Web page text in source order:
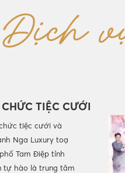
Dịch
TIỆC CƯỚI
tiệc cưới và
Nga Luxury toạ
Tam Điệp tỉnh
tự hào là trung tâm